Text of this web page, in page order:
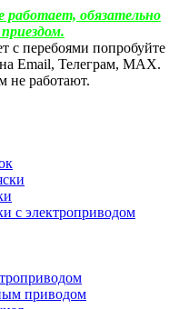
работает, обязательно
с перебоями попробуйте
Email, Телеграм, МАХ.
не работают.
с электроприводом
приводом